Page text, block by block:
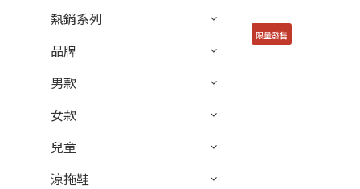
熱銷系列
品牌
男款
女款
兒童
涼拖鞋
限量發售